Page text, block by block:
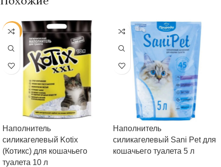
-25%
Наполнитель
силикагелевый Kotix
(Котикс) для кошачьего
туалета 10 л
Наполнитель
силикагелевый Sani Pet для
кошачьего туалета 5 л